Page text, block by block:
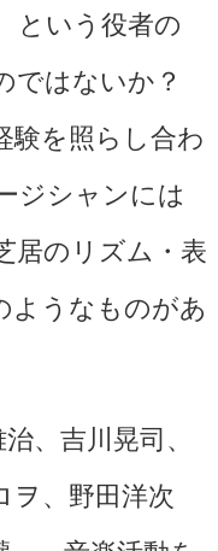
という役者の
ではないか？
験を照らし合わ
ジシャンには
居のリズム・表
ようなものがあ
、吉川晃司、
ヲ、野田洋次